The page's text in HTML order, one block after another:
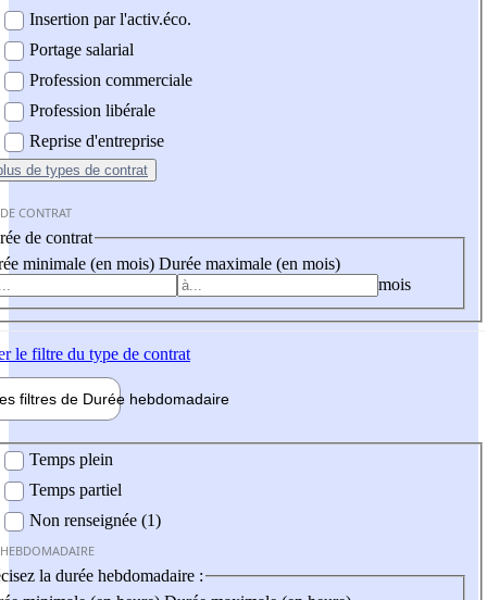
Insertion par l'activ.éco.
Portage salarial
Profession commerciale
Profession libérale
Reprise d'entreprise
de types de contrat
CONTRAT
de contrat
minimale (en mois) Durée maximale (en mois)
mois
le filtre du type de contrat
filtres de Durée hebdomadaire
Temps plein
Temps partiel
Non renseignée (1)
la durée hebdomadaire :